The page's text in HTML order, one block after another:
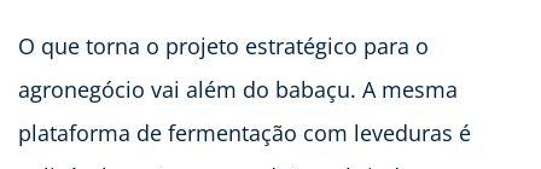
O que torna o projeto estratégico para o
agronegócio vai além do babaçu. A mesma
plataforma de fermentação com leveduras é